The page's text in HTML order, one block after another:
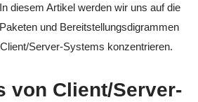
diesem Artikel werden wir uns auf die
und Bereitstellungsdigrammen
Server-Systems konzentrieren.
von Client/Server-